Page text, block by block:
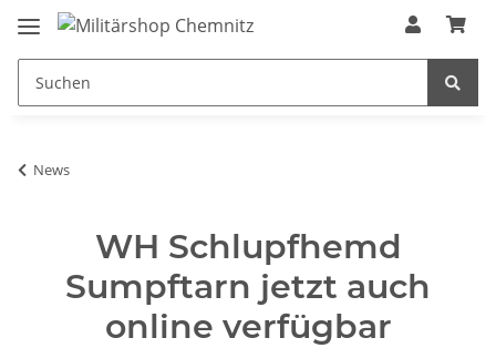
News
WH Schlupfhemd
Sumpftarn jetzt auch
online verfügbar